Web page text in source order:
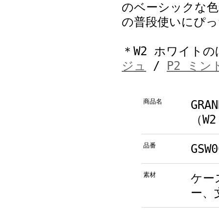
のベーシックな
の普段使いにぴ
＊W2 ホワイト
ジュ
/ P2 ミン
商品名
（
品番
素材
ケー
ー